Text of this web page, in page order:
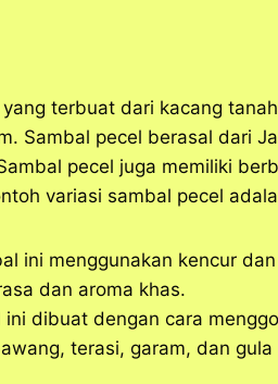
terbuat dari kacang
Sambal pecel berasal dari
pecel juga memiliki
variasi sambal pecel
ini menggunakan kencur
dan aroma khas.
ini dibuat dengan cara
terasi, garam, dan